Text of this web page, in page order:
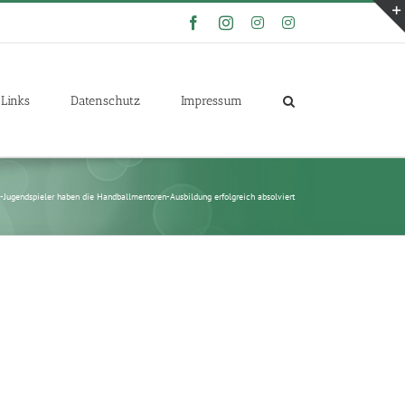
FacebookInstagramInstagramInstagram
Links Datenschutz Impressum
haben die Handballmentoren-Ausbildung erfolgreich absolviert